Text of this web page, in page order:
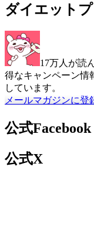
ダイエット
17万人が読
得なキャンペーン情
しています。
メールマガジンに登
公式Facebook
公式X